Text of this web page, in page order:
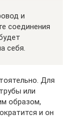
и
соединения
себя.
Для
или
образом,
и он